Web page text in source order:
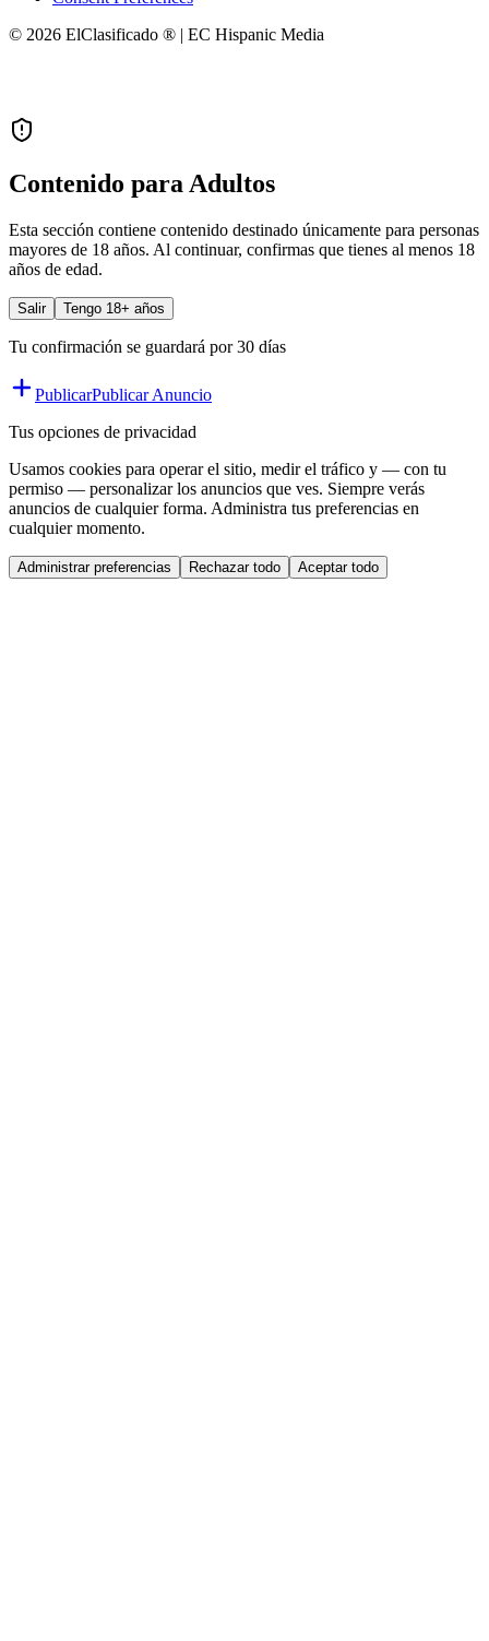
© 2026 ElClasificado ® | EC Hispanic Media
Contenido para Adultos
Esta sección contiene contenido destinado únicamente para personas
mayores de 18 años. Al continuar, confirmas que tienes al menos 18
años de edad.
Salir Tengo 18+ años
Tu confirmación se guardará por 30 días
PublicarPublicar Anuncio
Tus opciones de privacidad
Usamos cookies para operar el sitio, medir el tráfico y — con tu
permiso — personalizar los anuncios que ves. Siempre verás
anuncios de cualquier forma. Administra tus preferencias en
cualquier momento.
Administrar preferencias Rechazar todo Aceptar todo